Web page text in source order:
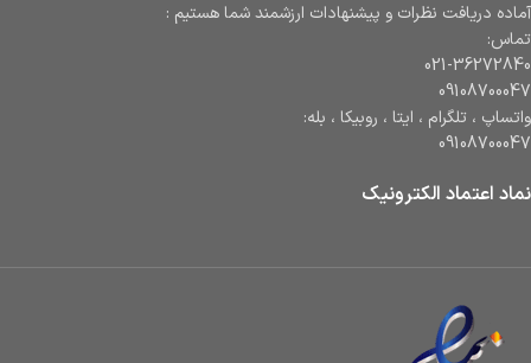
آماده دریافت نظرات و پیشنهادات ارزشمند شما هستیم :
تماس:
021-36272840
09108700047
واتساپ ، تلگرام ، ایتا ، روبیکا ، بله:
09108700047
نماد اعتماد الکترونیک